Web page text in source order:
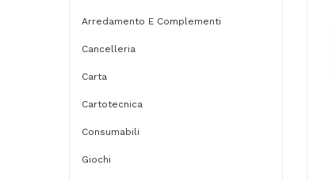
Arredamento E Complementi
Cancelleria
Carta
Cartotecnica
Consumabili
Giochi